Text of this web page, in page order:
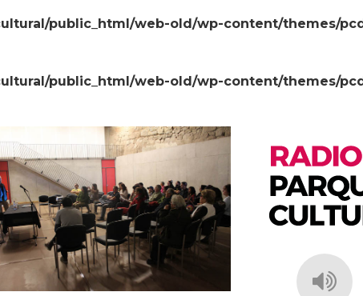
public_html/web-old/wp-content/themes/
public_html/web-old/wp-content/themes/